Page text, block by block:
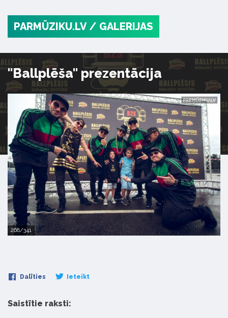
PARMŪZIKU.LV / GALERIJAS
"Ballplēša" prezentācija
268/341
Dalīties Ieteikt
Saistītie raksti: